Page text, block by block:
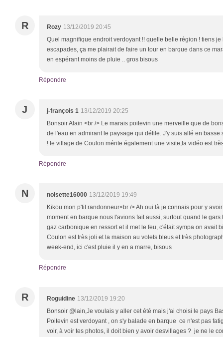
R Rozy 13/12/2019 20:45
Quel magnifique endroit verdoyant !! quelle belle région ! tiens
escapades, ça me plairait de faire un tour en barque dans ce
en espérant moins de pluie .. gros bisous
Répondre
J j-françois 1 13/12/2019 20:25
Bonsoir Alain <br /> Le marais poitevin une merveille que de
de l'eau en admirant le paysage qui défile. J'y suis allé en basse
! le village de Coulon mérite également une visite,la vidéo est
Répondre
N noisette16000 13/12/2019 19:49
Kikou mon p'tit randonneur<br /> Ah oui là je connais pour y
moment en barque nous l'avions fait aussi, surtout quand le
gaz carbonique en ressort et il met le feu, c'était sympa on avait
Coulon est très joli et la maison au volets bleus et très
week-end, ici c'est pluie il y en a marre, bisous
Répondre
R Roguidine 13/12/2019 19:20
Bonsoir @lain,Je voulais y aller cet été mais j'ai choisi le pays
Poitevin est verdoyant , on s'y balade en barque ce n'est pas
voir, à voir tes photos, il doit bien y avoir desvillages ? je ne le